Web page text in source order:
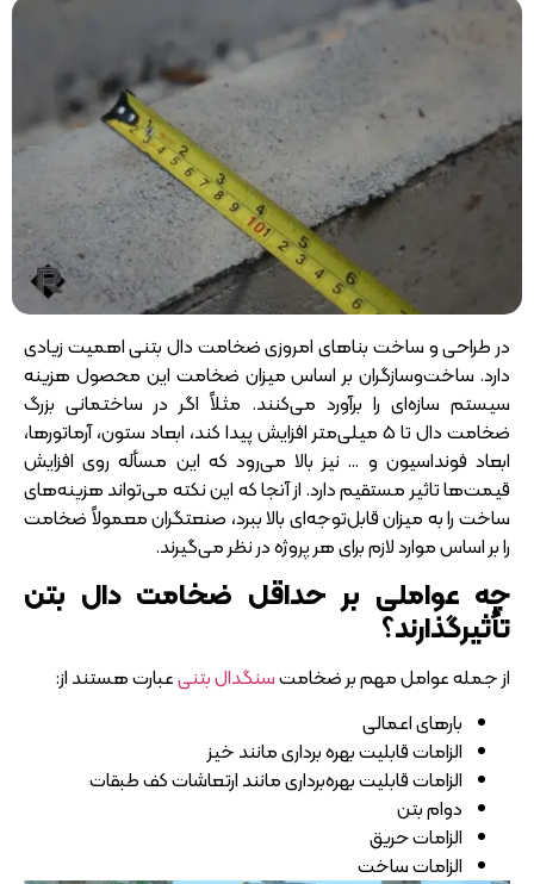
در طراحی و ساخت بنا‌های امروزی ضخامت دال بتنی اهمیت زیادی
دارد. ساخت‌و‌سازگران بر اساس میزان ضخامت این محصول هزینه
سیستم سازه‌ای را برآورد می‌کنند. مثلاً اگر در ساختمانی بزرگ
ضخامت دال تا 5 میلی‌متر افزایش پیدا کند، ابعاد ستون، آرماتور‌ها،
ابعاد فونداسیون و … نیز بالا می‌رود که این مسأله روی افزایش
قیمت‌ها تاثیر مستقیم دارد. از آنجا که این نکته می‌تواند هزینه‌های
ساخت را به میزان قابل‌توجه‌ای بالا ببرد، صنعتگران معمولاً ضخامت
را بر اساس موارد لازم برای هر پروژه در نظر می‌گیرند.
چه عواملی بر حداقل ضخامت دال بتن
تأثیرگذارند؟
از جمله عوامل مهم بر ضخامتسنگدال بتنیعبارت هستند از:
بار‌های اعمالی
الزامات قابلیت بهره‌ برداری مانند خیز
الزامات قابلیت بهره‌برداری مانند ارتعاشات کف طبقات
دوام بتن
الزامات حریق
الزامات ساخت